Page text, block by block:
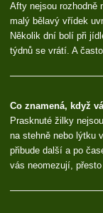
Afty nejsou rozhodně
malý bělavý vřídek
Několik dní bolí při
týdnů se vrátí. A
Co znamená, když
Prasknuté žilky
na stehně nebo lýtku
přibude další a po
vás neomezují,